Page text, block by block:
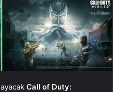
Call of Duty: